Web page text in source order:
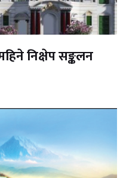
निक्षेप सङ्कलन